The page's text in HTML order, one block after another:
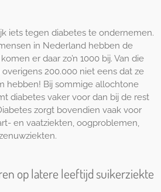
iets tegen diabetes te ondernemen.
in Nederland hebben de
er daar zo’n 1000 bij. Van die
200.000 niet eens dat ze
hebben! Bij sommige allochtone
diabetes vaker voor dan bij de rest
zorgt bovendien vaak voor
en vaatziekten, oogproblemen,
op latere leeftijd suikerziekte